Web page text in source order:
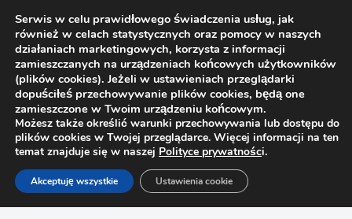
Strona główna Sklep
Szuflady
BLUM METABOX SZUFLADA K KPL (L-400/118) 320K4000
Serwis w celu prawidłowego świadczenia usług, jak
również w celach statystycznych oraz pomocy w naszych
działaniach marketingowych, korzysta z informacji
zamieszczanych na urządzeniach końcowych użytkowników
(plików cookies). Jeżeli w ustawieniach przeglądarki
dopuściłeś przechowywanie plików cookies, będą one
zamieszczone w Twoim urządzeniu końcowym.
Możesz także określić warunki przechowywania lub dostępu do
plików cookies w Twojej przeglądarce. Więcej informacji na ten
temat znajduje się w naszej Polityce prywatności.
Akceptuję wszystkie Ustawienia cookie